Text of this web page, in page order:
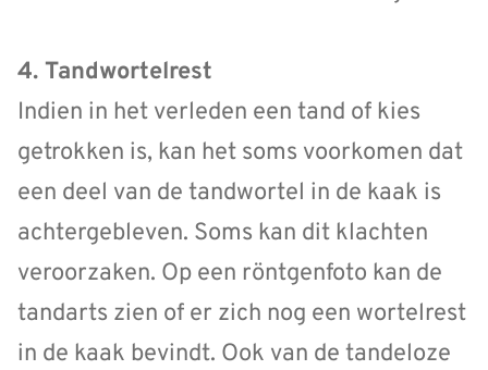
4. Tandwortelrest
Indien in het verleden een tand of kies
getrokken is, kan het soms voorkomen dat
een deel van de tandwortel in de kaak is
achtergebleven. Soms kan dit klachten
veroorzaken. Op een röntgenfoto kan de
tandarts zien of er zich nog een wortelrest
in de kaak bevindt. Ook van de tandeloze